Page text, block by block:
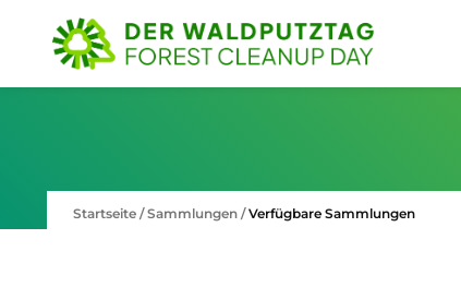
Startseite / Sammlungen / Verfügbare Sammlungen